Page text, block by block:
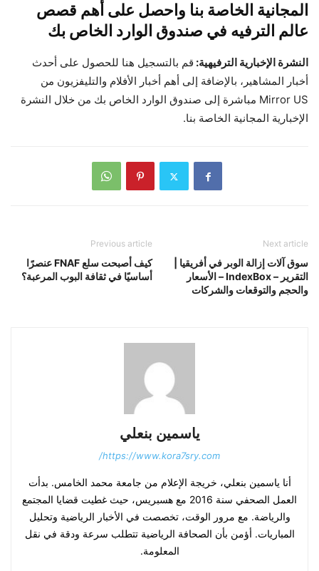
المجانية الخاصة بنا واحصل على أهم قصص
عالم الترفيه في صندوق الوارد الخاص بك
النشرة الإخبارية الترفيهية: قم بالتسجيل هنا للحصول على أحدث
أخبار المشاهير، بالإضافة إلى أهم أخبار الأفلام والتليفزيون من
Mirror US مباشرة إلى صندوق الوارد الخاص بك من خلال النشرة
الإخبارية المجانية الخاصة بنا.
Previous article
كيف أصبحت سلع FNAF عنصرًا
أساسيًا في ثقافة البوب ​​المرعبة؟
Next article
سوق آلات إزالة الوبر في أفريقيا |
التقرير – IndexBox – الأسعار
والحجم والتوقعات والشركات
ياسمين بنعلي
https://www.kora7sry.com/
أنا ياسمين بنعلي، خريجة الإعلام من جامعة محمد الخامس. بدأت
العمل الصحفي سنة 2016 مع هسبريس، حيث غطيت قضايا المجتمع
والرياضة. مع مرور الوقت، تخصصت في الأخبار الرياضية وتحليل
المباريات. أؤمن بأن الصحافة الرياضية تتطلب سرعة ودقة في نقل
المعلومة.